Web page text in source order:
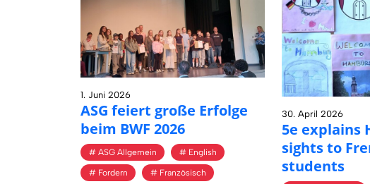
1. Juni 2026
ASG fei­ert große Er­fol­ge
beim BWF 2026
ASG Allgemein English
Fordern Französisch
30. April 2026
5e ex­plains
sights to
stu­dents